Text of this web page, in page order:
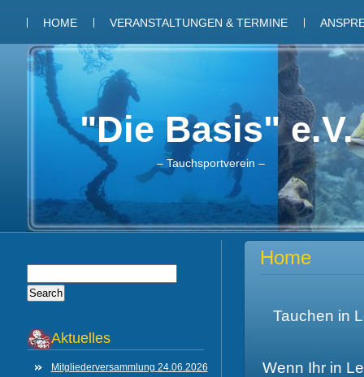
HOME VERANSTALTUNGEN & TERMINE
"Die Basis" e.V.
– Tauchsportverein –
Aktuelles
Mitgliederversammlung 24.06.2026
Home
Tauchen in
Wenn Ihr in